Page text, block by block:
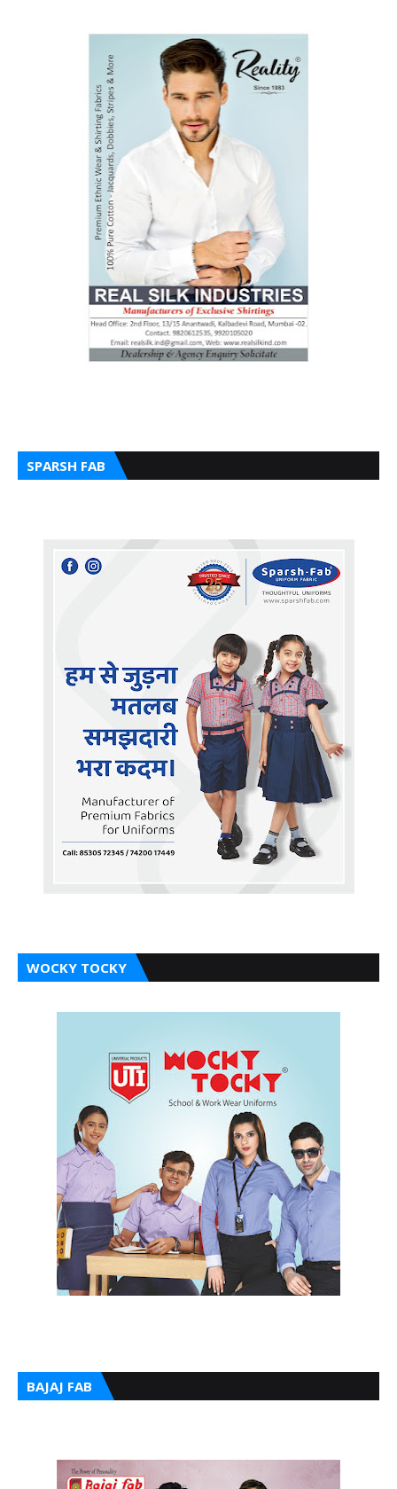
SPARSH FAB
WOCKY TOCKY
BAJAJ FAB